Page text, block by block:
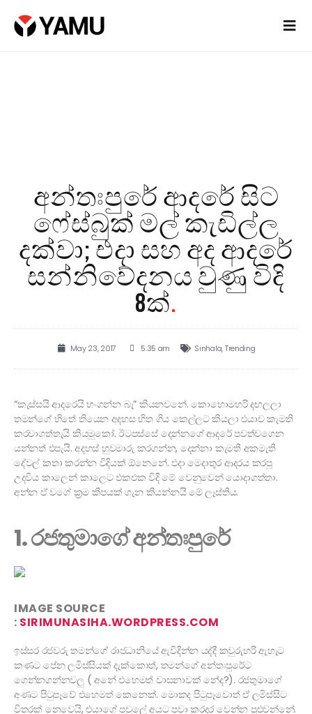
අන්තඃපුරේ ආදරේ සිට
ෆේස්බුක් මල් කැඩිල්ල
දක්වා; එදා සහ අද ආදරේ
සන්නිවේදනය වුණු විදි
8ක්.
May 23, 2017 5:35 am Sinhala,Trending
“කැස්සයි ආදරෙයි හංගන්න බෑ” කියනවනේ. කොහොමහරි දඟලලා
තමන්ගේ හිතේ තියෙන අදහස හිත ගිය කෙල්ලට කියලා එයාව කැමති
කරවාගත්තැයි කියමුකෝ. ඊටපස්සේ දෙන්නගේ ආදරේ පවත්වගෙන
යන්නත් එපැයි. අදහස් හුවමාරු කරගන්න, දෙන්නා කැමති අකමැති
දේවල් කතා කරන්න විදියක් ඕනෙනේ. එදා මෙදාතුර ආදරය කරපු
උදවිය කාලෙන් කාලෙට එකඑක විදි මේ වෙනුවෙන් යොදාගත්තා.
අන්න ඒ වගේ ක්‍රම කීපයක් ගැන කියන්නයි මේ ලෑස්තිය.
1. රජතුමාගේ අන්තඃපුරේ
IMAGE SOURCE
: SIRIMUNASIHA.WORDPRESS.COM
ඉස්සර රජවරු තමන්ගේ රාජධානියේ ඇවිදින්න යද්දී කවුරුහරි ඇහැට
කණට පේන ලමිස්සියක් දැක්කොත්, තමන්ගේ අන්තඃපුරේට
ගෙන්නගන්නවලු ( අනේ එහෙමත් වාසනාවක් නේද?). රජතුමාගේ
අණට පිටුපෑවේ එහෙමත් කෙනෙක්. මොකද පිටුපෑවොත් ඒ ලමිස්සිට
විතරක් නෙවෙයි, එයාගේ පවුලේ අයට පවා කරදර වෙන්න පුළුවන්නේ.